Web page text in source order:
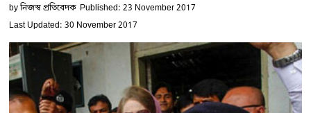
byনিজস্ব প্রতিবেদক Published: 23 November 2017
Last Updated: 30 November 2017